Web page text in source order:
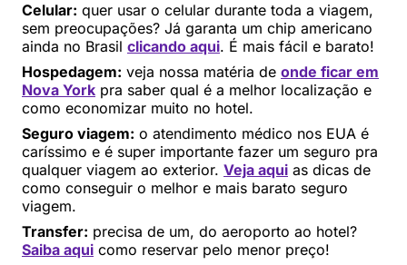
Celular: quer usar o celular durante toda a viagem,
sem preocupações? Já garanta um chip americano
ainda no Brasil clicando aqui. É mais fácil e barato!
Hospedagem: veja nossa matéria de onde ficar em
Nova York pra saber qual é a melhor localização e
como economizar muito no hotel.
Seguro viagem: o atendimento médico nos EUA é
caríssimo e é super importante fazer um seguro pra
qualquer viagem ao exterior. Veja aqui as dicas de
como conseguir o melhor e mais barato seguro
viagem.
Transfer: precisa de um, do aeroporto ao hotel?
Saiba aqui como reservar pelo menor preço!